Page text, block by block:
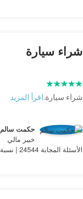
شراء سيارة
شراء سيارة.اقرأ المزيد
حكمت سالم
خبير مالي
الأسئلة المجابة 24544 | نسبة الرضا 97.7%